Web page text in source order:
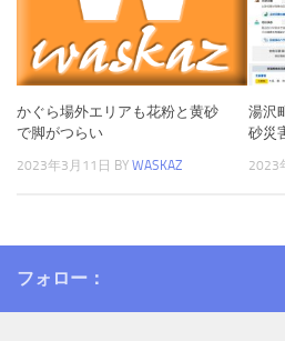
かぐら場外エリアも花粉と黄砂
で脚がつらい
2023年3月11日 BY WASKAZ
湯沢
砂災
2023
フォロー：